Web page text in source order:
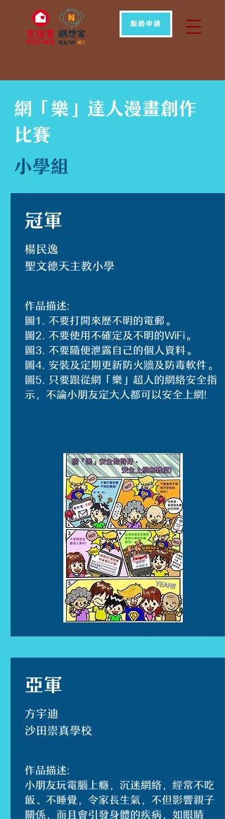
服務申請
網「樂」達人漫畫創作
比賽
小學組
冠軍
楊民逸
聖文德天主教小學
作品描述:
圖1. 不要打開來歷不明的電郵。
圖2. 不要使用不確定及不明的WiFi。
圖3. 不要隨便泄露自己的個人資料。
圖4. 安裝及定期更新防火牆及防毒軟件。
圖5. 只要跟從網「樂」超人的網絡安全指
示，不論小朋友定大人都可以安全上網!
亞軍
方宇迪
沙田崇真學校
作品描述:
小朋友玩電腦上癮，沉迷網絡，經常不吃
飯、不睡覺，令家長生氣，不但影響親子
關係，而且會引發身體的疾病，如眼睛